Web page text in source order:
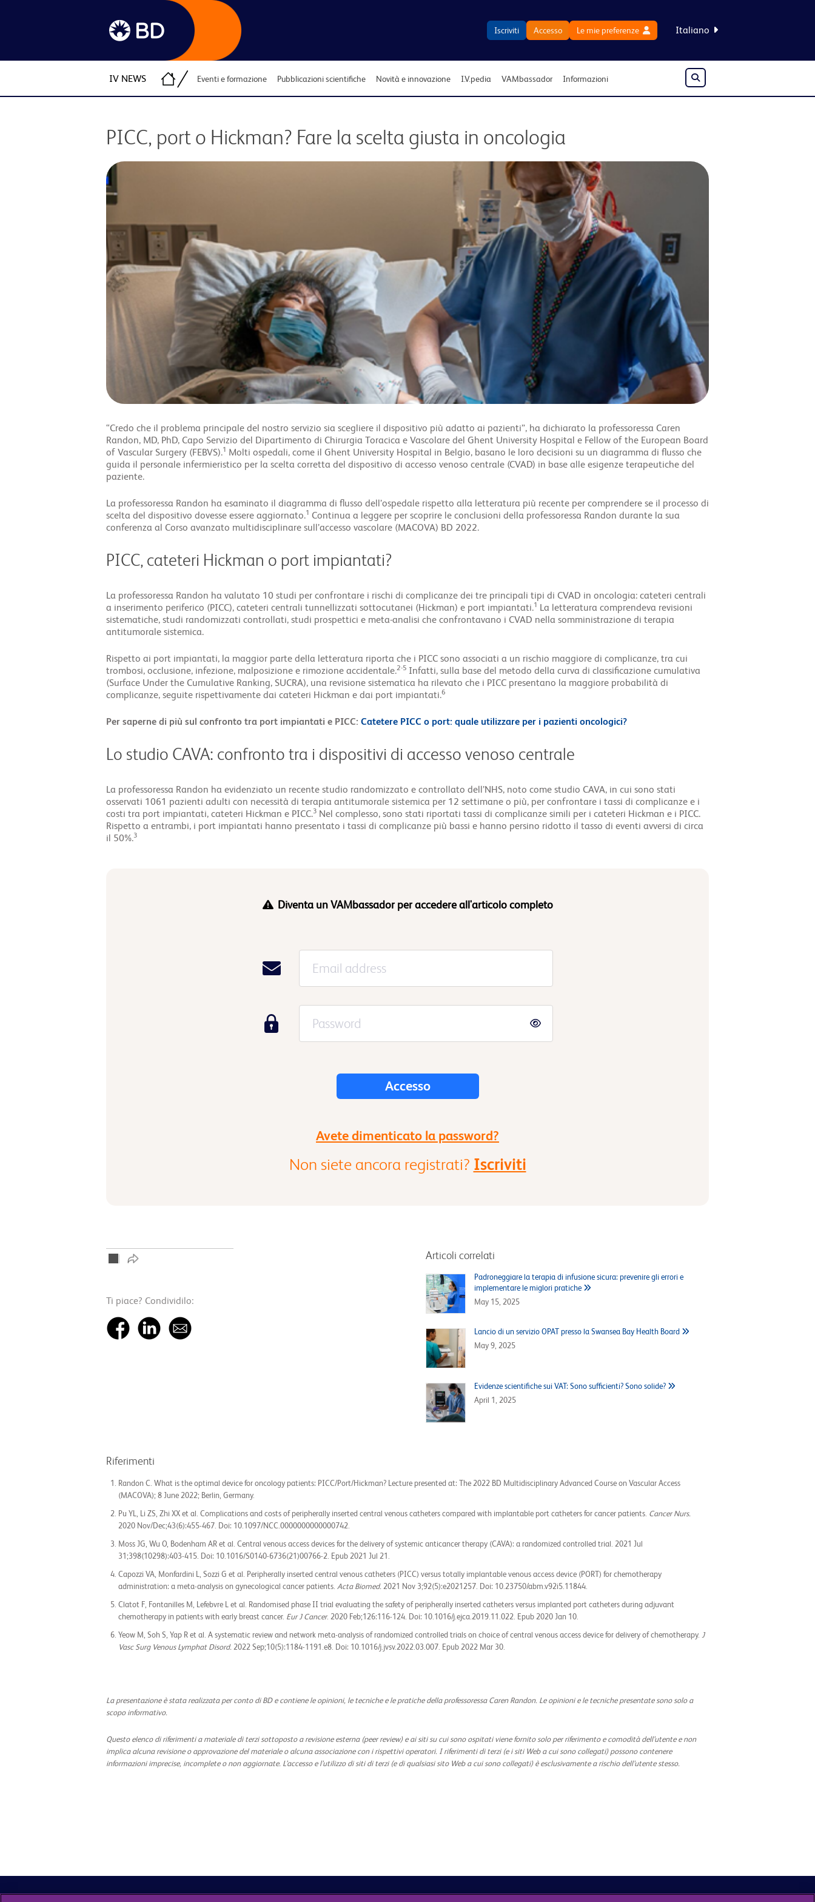
Iscriviti Accesso Le mie preferenze Italiano
IV NEWS Eventi e formazione Pubblicazioni scientifiche Novità e innovazione I.V.pedia VAMbassador Informazioni
PICC, port o Hickman? Fare la scelta giusta in oncologia
“Credo che il problema principale del nostro servizio sia scegliere il dispositivo più adatto ai pazienti”, ha dichiarato la professoressa Caren
Randon, MD, PhD, Capo Servizio del Dipartimento di Chirurgia Toracica e Vascolare del Ghent University Hospital e Fellow of the European Board
of Vascular Surgery (FEBVS).1 Molti ospedali, come il Ghent University Hospital in Belgio, basano le loro decisioni su un diagramma di flusso che
guida il personale infermieristico per la scelta corretta del dispositivo di accesso venoso centrale (CVAD) in base alle esigenze terapeutiche del
paziente.
La professoressa Randon ha esaminato il diagramma di flusso dell’ospedale rispetto alla letteratura più recente per comprendere se il processo di
scelta del dispositivo dovesse essere aggiornato.1 Continua a leggere per scoprire le conclusioni della professoressa Randon durante la sua
conferenza al Corso avanzato multidisciplinare sull’accesso vascolare (MACOVA) BD 2022.
PICC, cateteri Hickman o port impiantati?
La professoressa Randon ha valutato 10 studi per confrontare i rischi di complicanze dei tre principali tipi di CVAD in oncologia: cateteri centrali
a inserimento periferico (PICC), cateteri centrali tunnellizzati sottocutanei (Hickman) e port impiantati.1 La letteratura comprendeva revisioni
sistematiche, studi randomizzati controllati, studi prospettici e meta-analisi che confrontavano i CVAD nella somministrazione di terapia
antitumorale sistemica.
Rispetto ai port impiantati, la maggior parte della letteratura riporta che i PICC sono associati a un rischio maggiore di complicanze, tra cui
trombosi, occlusione, infezione, malposizione e rimozione accidentale.2-5 Infatti, sulla base del metodo della curva di classificazione cumulativa
(Surface Under the Cumulative Ranking, SUCRA), una revisione sistematica ha rilevato che i PICC presentano la maggiore probabilità di
complicanze, seguite rispettivamente dai cateteri Hickman e dai port impiantati.6
Per saperne di più sul confronto tra port impiantati e PICC: Catetere PICC o port: quale utilizzare per i pazienti oncologici?
Lo studio CAVA: confronto tra i dispositivi di accesso venoso centrale
La professoressa Randon ha evidenziato un recente studio randomizzato e controllato dell’NHS, noto come studio CAVA, in cui sono stati
osservati 1061 pazienti adulti con necessità di terapia antitumorale sistemica per 12 settimane o più, per confrontare i tassi di complicanze e i
costi tra port impiantati, cateteri Hickman e PICC.3 Nel complesso, sono stati riportati tassi di complicanze simili per i cateteri Hickman e i PICC.
Rispetto a entrambi, i port impiantati hanno presentato i tassi di complicanze più bassi e hanno persino ridotto il tasso di eventi avversi di circa
il 50%.3
Diventa un VAMbassador per accedere all'articolo completo
Avete dimenticato la password?
Non siete ancora registrati? Iscriviti
Ti piace? Condividilo:
Articoli correlati
Padroneggiare la terapia di infusione sicura: prevenire gli errori e
implementare le miglori pratiche
May 15, 2025
Lancio di un servizio OPAT presso la Swansea Bay Health Board
May 9, 2025
Evidenze scientifiche sui VAT: Sono sufficienti? Sono solide?
April 1, 2025
Riferimenti
Randon C. What is the optimal device for oncology patients: PICC/Port/Hickman? Lecture presented at: The 2022 BD Multidisciplinary Advanced Course on Vascular Access
(MACOVA); 8 June 2022; Berlin, Germany.
Pu YL, Li ZS, Zhi XX et al. Complications and costs of peripherally inserted central venous catheters compared with implantable port catheters for cancer patients. Cancer Nurs.
2020 Nov/Dec;43(6):455-467. Doi: 10.1097/NCC.0000000000000742.
Moss JG, Wu O, Bodenham AR et al. Central venous access devices for the delivery of systemic anticancer therapy (CAVA): a randomized controlled trial. 2021 Jul
31;398(10298):403-415. Doi: 10.1016/S0140-6736(21)00766-2. Epub 2021 Jul 21.
Capozzi VA, Monfardini L, Sozzi G et al. Peripherally inserted central venous catheters (PICC) versus totally implantable venous access device (PORT) for chemotherapy
administration: a meta-analysis on gynecological cancer patients. Acta Biomed. 2021 Nov 3;92(5):e2021257. Doi: 10.23750/abm.v92i5.11844.
Clatot F, Fontanilles M, Lefebvre L et al. Randomised phase II trial evaluating the safety of peripherally inserted catheters versus implanted port catheters during adjuvant
chemotherapy in patients with early breast cancer. Eur J Cancer. 2020 Feb;126:116-124. Doi: 10.1016/j.ejca.2019.11.022. Epub 2020 Jan 10.
Yeow M, Soh S, Yap R et al. A systematic review and network meta-analysis of randomized controlled trials on choice of central venous access device for delivery of chemotherapy. J
Vasc Surg Venous Lymphat Disord. 2022 Sep;10(5):1184-1191.e8. Doi: 10.1016/j.jvsv.2022.03.007. Epub 2022 Mar 30.
La presentazione è stata realizzata per conto di BD e contiene le opinioni, le tecniche e le pratiche della professoressa Caren Randon. Le opinioni e le tecniche presentate sono solo a
scopo informativo.
Questo elenco di riferimenti a materiale di terzi sottoposto a revisione esterna (peer review) e ai siti su cui sono ospitati viene fornito solo per riferimento e comodità dell’utente e non
implica alcuna revisione o approvazione del materiale o alcuna associazione con i rispettivi operatori. I riferimenti di terzi (e i siti Web a cui sono collegati) possono contenere
informazioni imprecise, incomplete o non aggiornate. L’accesso e l’utilizzo di siti di terzi (e di qualsiasi sito Web a cui sono collegati) è esclusivamente a rischio dell’utente stesso.